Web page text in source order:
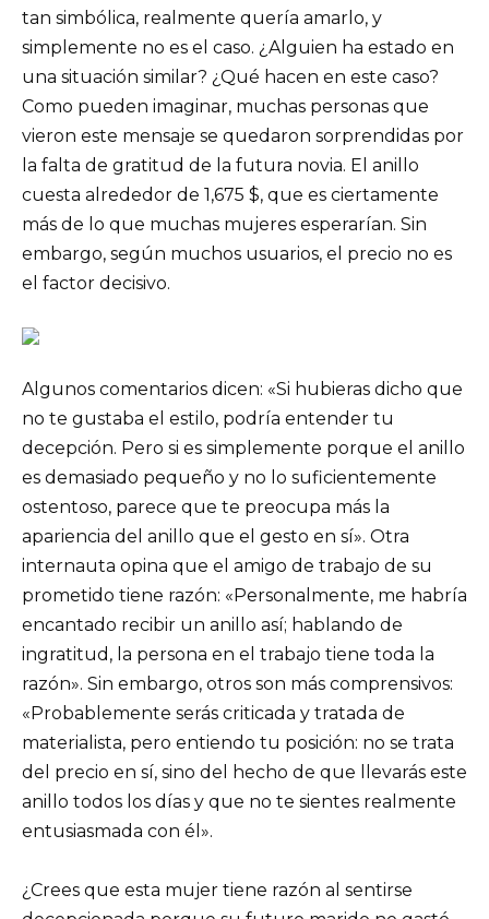
tan simbólica, realmente quería amarlo, y
simplemente no es el caso. ¿Alguien ha estado en
una situación similar? ¿Qué hacen en este caso?
Como pueden imaginar, muchas personas que
vieron este mensaje se quedaron sorprendidas por
la falta de gratitud de la futura novia. El anillo
cuesta alrededor de 1,675 $, que es ciertamente
más de lo que muchas mujeres esperarían. Sin
embargo, según muchos usuarios, el precio no es
el factor decisivo.
Algunos comentarios dicen: «Si hubieras dicho que
no te gustaba el estilo, podría entender tu
decepción. Pero si es simplemente porque el anillo
es demasiado pequeño y no lo suficientemente
ostentoso, parece que te preocupa más la
apariencia del anillo que el gesto en sí». Otra
internauta opina que el amigo de trabajo de su
prometido tiene razón: «Personalmente, me habría
encantado recibir un anillo así; hablando de
ingratitud, la persona en el trabajo tiene toda la
razón». Sin embargo, otros son más comprensivos:
«Probablemente serás criticada y tratada de
materialista, pero entiendo tu posición: no se trata
del precio en sí, sino del hecho de que llevarás este
anillo todos los días y que no te sientes realmente
entusiasmada con él».
¿Crees que esta mujer tiene razón al sentirse